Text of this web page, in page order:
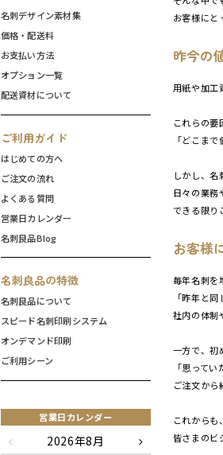
名刺デザイン素材集
価格・配送料
お支払い方法
オプション一覧
配送資材について
ご利用ガイド
はじめての方へ
ご注文の流れ
よくある質問
営業日カレンダー
名刺良品Blog
名刺良品の特徴
名刺良品について
スピード名刺印刷システム
オンデマンド印刷
ご利用シーン
営業日カレンダー
2026年8月
お客様にと
昨今の
用紙や加工
これらの
「どこま
しかし、
日々の業務
できる限り
お客様
毎年名刺を
「昨年と
社内の体制
一方で、初
「思って
ご注文か
これからも
皆さまのビ